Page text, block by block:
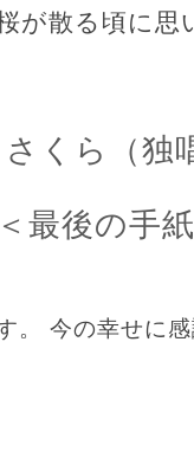
が散る頃
さくら（独
＜最後の手
。 今の幸せに